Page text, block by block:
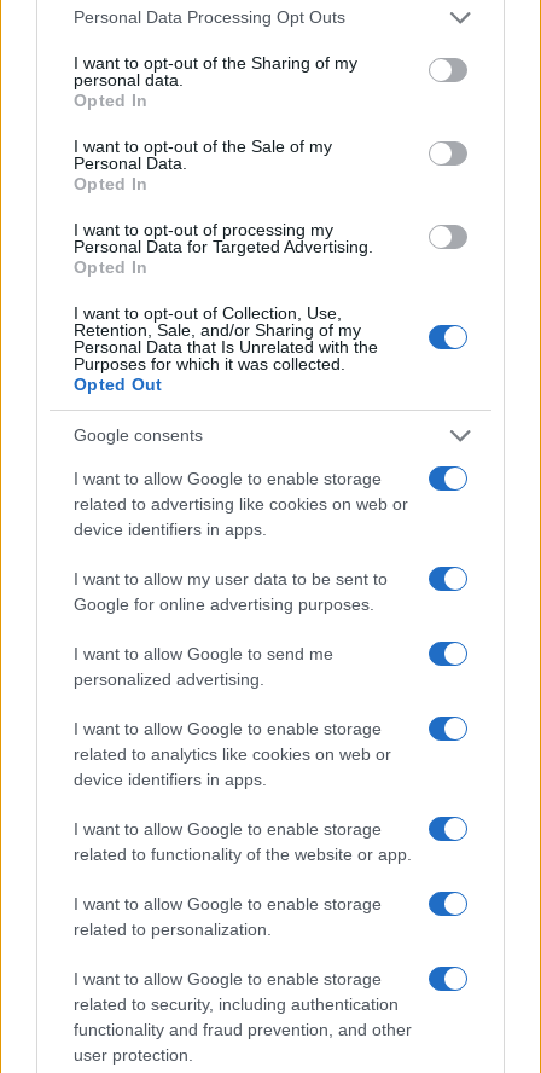
Please note that this website/app uses one or more Google
not limited to your visit or usage behaviour. You may click to
grant or deny consent to Google and its third-party tags to
use your data for below specified purposes in below Google
consent section.
Personal Data Processing Opt Outs
I want to opt-out of the Sharing of my
personal data.
Opted In
I want to opt-out of the Sale of my
Personal Data.
Opted In
I want to opt-out of processing my
Personal Data for Targeted Advertising.
Opted In
I want to opt-out of Collection, Use,
Retention, Sale, and/or Sharing of my
Personal Data that Is Unrelated with the
Purposes for which it was collected.
Opted Out
Google consents
I want to allow Google to enable storage
related to advertising like cookies on web or
device identifiers in apps.
I want to allow my user data to be sent to
Google for online advertising purposes.
I want to allow Google to send me
personalized advertising.
I want to allow Google to enable storage
related to analytics like cookies on web or
device identifiers in apps.
I want to allow Google to enable storage
related to functionality of the website or app.
I want to allow Google to enable storage
related to personalization.
I want to allow Google to enable storage
related to security, including authentication
functionality and fraud prevention, and other
user protection.
FINANZIAMENTI
luglio 2026
Edoardo Vitali · 8 Ago 2026
FINANZIAMENTI
Come ottenere contributi alla digitalizzazione: requisiti,
Edoardo Vitali · 8 Ago 2026
QUOTAZIONI CRYPTO